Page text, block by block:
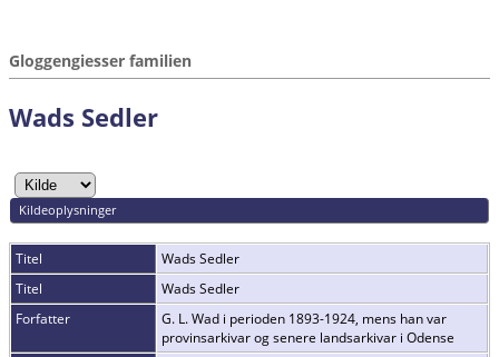
Gloggengiesser familien
Wads Sedler
Kildeoplysninger
Titel
Wads Sedler
Titel
Wads Sedler
Forfatter
G. L. Wad i perioden 1893-1924, mens han var
provinsarkivar og senere landsarkivar i Odense